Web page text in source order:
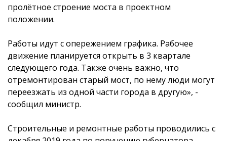
пролётное строение моста в проектном
положении.
Работы идут с опережением графика. Рабочее
движение планируется открыть в 3 квартале
следующего года. Также очень важно, что
отремонтирован старый мост, по нему люди могут
переезжать из одной части города в другую», -
сообщил министр.
Строительные и ремонтные работы проводились с